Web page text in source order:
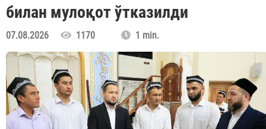
билан мулоқот ўтказилди
07.08.2026 1170 1 min.